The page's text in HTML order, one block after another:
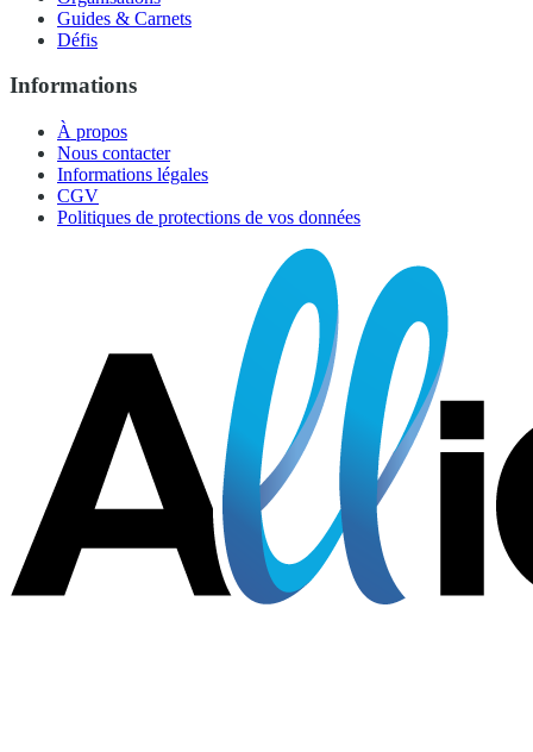
Guides & Carnets
Défis
Informations
À propos
Nous contacter
Informations légales
CGV
Politiques de protections de vos données